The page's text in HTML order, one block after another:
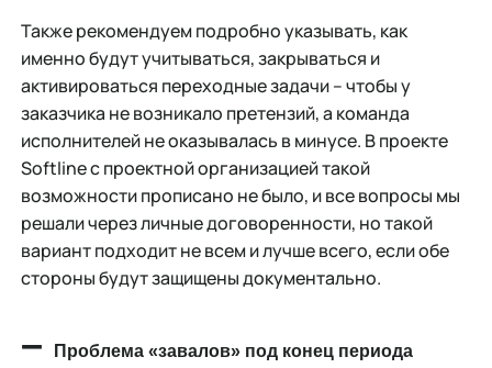
Также рекомендуем подробно указывать, как
именно будут учитываться, закрываться и
активироваться переходные задачи – чтобы у
заказчика не возникало претензий, а команда
исполнителей не оказывалась в минусе. В проекте
Softline с проектной организацией такой
возможности прописано не было, и все вопросы мы
решали через личные договоренности, но такой
вариант подходит не всем и лучше всего, если обе
стороны будут защищены документально.
– Проблема «завалов» под конец периода